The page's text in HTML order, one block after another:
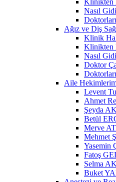
Nasıl
Ağız ve Diş
Klinik
Klinikten
Nasıl
Doktor
Aile
Levent
Ahmet
Şeyda
Betül
Merve
Mehmet
Fatoş
Selma
Buket